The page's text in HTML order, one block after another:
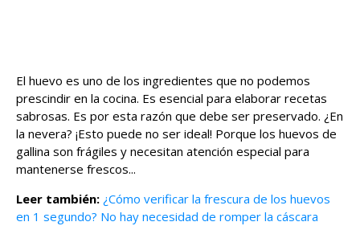
El huevo es uno de los ingredientes que no podemos
prescindir en la cocina. Es esencial para elaborar recetas
sabrosas. Es por esta razón que debe ser preservado. ¿En
la nevera? ¡Esto puede no ser ideal! Porque los huevos de
gallina son frágiles y necesitan atención especial para
mantenerse frescos...
Leer también: ¿Cómo verificar la frescura de los huevos
en 1 segundo? No hay necesidad de romper la cáscara